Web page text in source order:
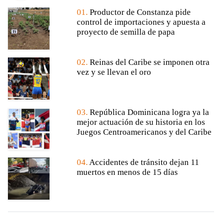
01. Productor de Constanza pide
control de importaciones y apuesta a
proyecto de semilla de papa
02. Reinas del Caribe se imponen otra
vez y se llevan el oro
03. República Dominicana logra ya la
mejor actuación de su historia en los
Juegos Centroamericanos y del Caribe
04. Accidentes de tránsito dejan 11
muertos en menos de 15 días